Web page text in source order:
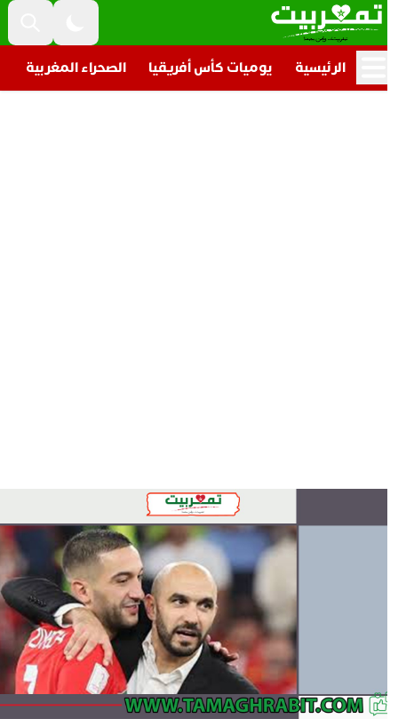
الرئيسية يوميات كأس أفريقيا الصحراء المغربية